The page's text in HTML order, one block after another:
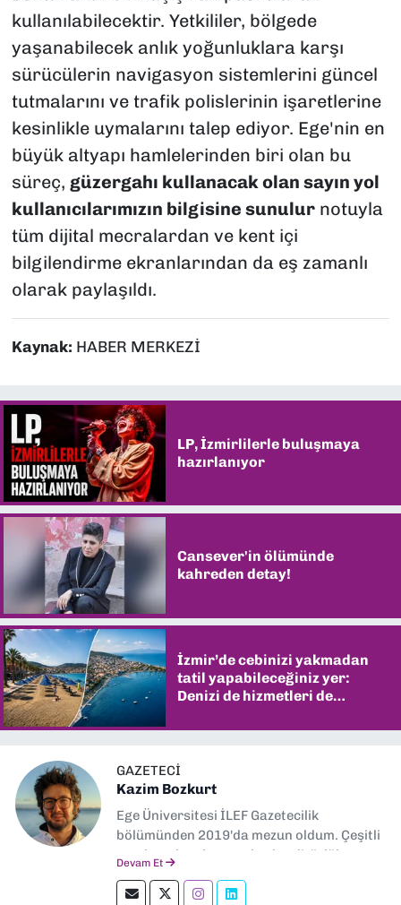
kullanılabilecektir. Yetkililer, bölgede
yaşanabilecek anlık yoğunluklara karşı
sürücülerin navigasyon sistemlerini güncel
tutmalarını ve trafik polislerinin işaretlerine
kesinlikle uymalarını talep ediyor. Ege'nin en
büyük altyapı hamlelerinden biri olan bu
süreç, güzergahı kullanacak olan sayın yol
kullanıcılarımızın bilgisine sunulurnotuyla
tüm dijital mecralardan ve kent içi
bilgilendirme ekranlarından da eş zamanlı
olarak paylaşıldı.
Kaynak: HABER MERKEZİ
LP, İzmirlilerle buluşmaya
hazırlanıyor
Cansever'in ölümünde
kahreden detay!
İzmir’de cebinizi yakmadan
tatil yapabileceğiniz yer:
Denizi de hizmetleri de
GAZETECI
Kazim Bozkurt
Ege Üniversitesi İLEF Gazetecilik
bölümünden 2019'da mezun oldum. Çeşitli
yerel ve ulusal gazetelerde editörlük,
okumayı severim.
Devam Et